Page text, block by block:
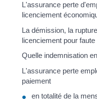
L'assurance perte
licenciement
La démission, la
licenciement pour
Quelle indemnisation
L'assurance perte
paiement
en totalité de la